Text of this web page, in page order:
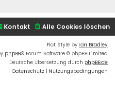
Alle Cookies löschen
Kontakt
Flat Style by Ian Bradley
phpBB® Forum Software © phpBB Limited
Deutsche Übersetzung durch phpBB.de
Datenschutz | Nutzungsbedingungen